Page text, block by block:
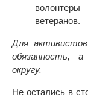
ветеранов.
Для
обязанность, а
округу.
Не остались в